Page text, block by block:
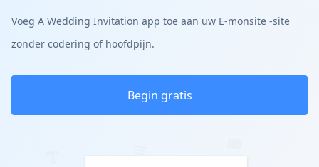
Voeg A Wedding Invitation app toe aan uw E-monsite -site
zonder codering of hoofdpijn.
Begin gratis